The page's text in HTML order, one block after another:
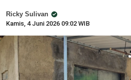
Ricky Sulivan
Kamis, 4 Juni 2026 09:02 WIB